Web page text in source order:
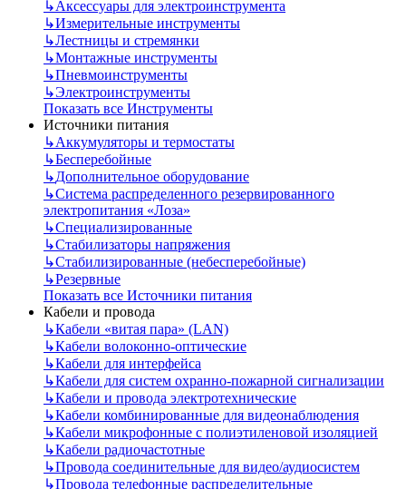
↳Аксессуары для электроинструмента
↳Измерительные инструменты
↳Лестницы и стремянки
↳Монтажные инструменты
↳Пневмоинструменты
↳Электроинструменты
Показать все Инструменты
Источники питания
↳Аккумуляторы и термостаты
↳Бесперебойные
↳Дополнительное оборудование
↳Система распределенного резервированного
электропитания «Лоза»
↳Специализированные
↳Стабилизаторы напряжения
↳Стабилизированные (небесперебойные)
↳Резервные
Показать все Источники питания
Кабели и провода
↳Кабели «витая пара» (LAN)
↳Кабели волоконно-оптические
↳Кабели для интерфейса
↳Кабели для систем охранно-пожарной сигнализации
↳Кабели и провода электротехнические
↳Кабели комбинированные для видеонаблюдения
↳Кабели микрофонные с полиэтиленовой изоляцией
↳Кабели радиочастотные
↳Провода соединительные для видео/аудиосистем
↳Провода телефонные распределительные